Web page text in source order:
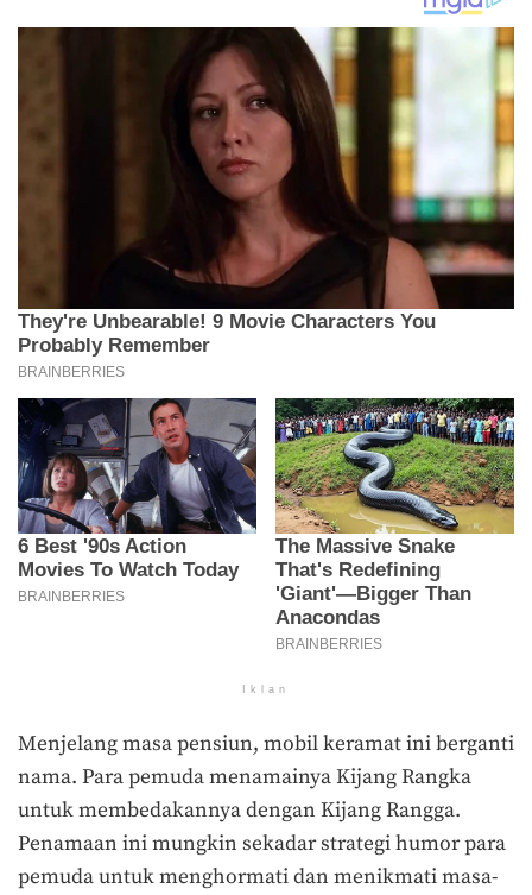
Iklan
Menjelang masa pensiun, mobil keramat ini berganti
nama. Para pemuda menamainya Kijang Rangka
untuk membedakannya dengan Kijang Rangga.
Penamaan ini mungkin sekadar strategi humor para
pemuda untuk menghormati dan menikmati masa-